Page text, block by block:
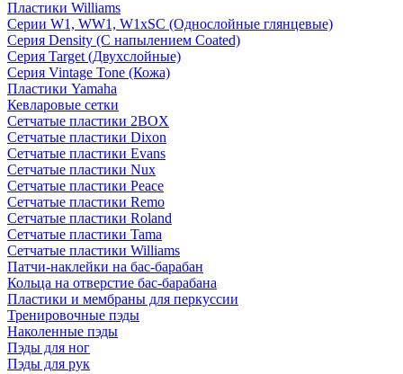
Пластики Williams
Серии W1, WW1, W1xSC (Однослойные глянцевые)
Серия Density (C напылением Coated)
Серия Target (Двухслойные)
Серия Vintage Tone (Кожа)
Пластики Yamaha
Кевларовые сетки
Сетчатые пластики 2BOX
Сетчатые пластики Dixon
Сетчатые пластики Evans
Сетчатые пластики Nux
Сетчатые пластики Peace
Сетчатые пластики Remo
Сетчатые пластики Roland
Сетчатые пластики Tama
Сетчатые пластики Williams
Патчи-наклейки на бас-барабан
Кольца на отверстие бас-барабана
Пластики и мембраны для перкуссии
Тренировочные пэды
Наколенные пэды
Пэды для ног
Пэды для рук